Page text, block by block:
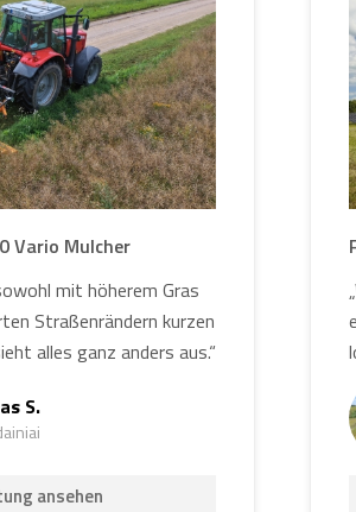
Vario Mulcher
mit höherem Gras
Straßenrändern kurzen
alles ganz anders aus.“
S.
ansehen